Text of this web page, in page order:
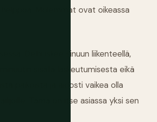
Molemmat ovat oikeassa
Delhi iskee sinuun liikenteellä,
sisällä laskeutumisesta eikä
paikoista ja aidosti vaikea olla
Tämä on itse asiassa yksi sen